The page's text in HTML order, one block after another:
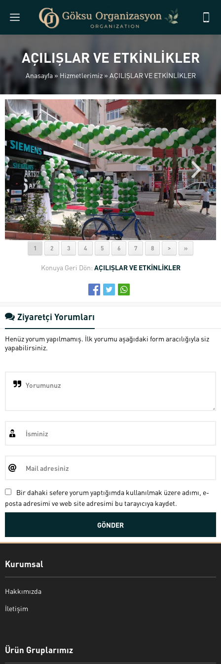
AÇILIŞLAR VE ETKİNLİKLER
Anasayfa» Hizmetlerimiz» AÇILIŞLAR VE ETKİNLİKLER
1 2 3 4 5 6 7 8 > »
Konuya Geri Dön: AÇILIŞLAR VE ETKİNLİKLER
Ziyaretçi Yorumları
Henüz yorum yapılmamış. İlk yorumu aşağıdaki form aracılığıyla siz
yapabilirsiniz.
Bir dahaki sefere yorum yaptığımda kullanılmak üzere adımı, e-
posta adresimi ve web site adresimi bu tarayıcıya kaydet.
Kurumsal
Hakkımızda
İletişim
Ürün Gruplarımız